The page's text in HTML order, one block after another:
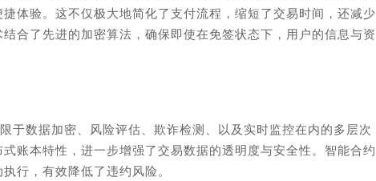
体验。这不仅极大地简化了支付流程，缩短了交易时间，还减少
合了先进的加密算法，确保即使在免签状态下，用户的信息与资
于数据加密、风险评估、欺诈检测、以及实时监控在内的多层次
账本特性，进一步增强了交易数据的透明度与安全性。智能合约
行，有效降低了违约风险。